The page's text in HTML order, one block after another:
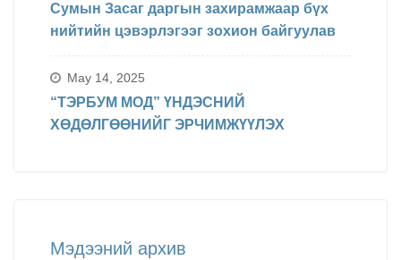
Сумын Засаг даргын захирамжаар бүх
нийтийн цэвэрлэгээг зохион байгуулав
May 14, 2025
“ТЭРБУМ МОД” ҮНДЭСНИЙ
ХӨДӨЛГӨӨНИЙГ ЭРЧИМЖҮҮЛЭХ
Мэдээний архив